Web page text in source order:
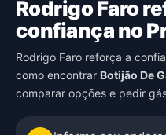
Rodrigo Faro
confiança no
Rodrigo Faro reforça a
como encontrar Botijão De
comparar opções e pedir